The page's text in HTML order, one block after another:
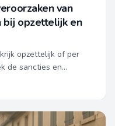
van
bij opzettelijk en
opzettelijk of per
de sancties en
toeristen.